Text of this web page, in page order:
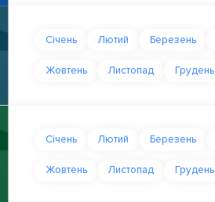
Січень Лютий Березень
Жовтень Листопад Грудень
Січень Лютий Березень
Жовтень Листопад Грудень